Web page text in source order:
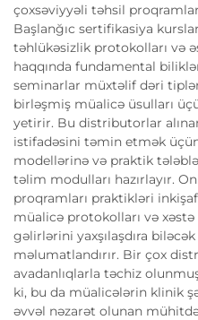
çoxsəviyyəli təhsil
Başlanğıc sertifikasiya
təhlükəsizlik protokolları və
haqqında fundamental
seminarlar müxtəlif dəri
birləşmiş müalicə üsulları
yetirir. Bu distributorlar
istifadəsini təmin etmək
modellərinə və praktik
təlim modulları hazırlayır.
proqramları praktikləri
müalicə protokolları və
gəlirlərini yaxşılaşdıra
məlumatlandırır. Bir çox
avadanlıqlarla təchiz
ki, bu da müalicələrin klinik
əvvəl nəzarət olunan